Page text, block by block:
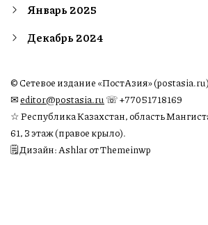
Январь 2025
Декабрь 2024
© Сетевое издание «ПостАзия»
✉︎editor@postasia.ru ☏ +77051718169
☆ Республика Казахстан, область
61, 3 этаж (правое крыло).
🗒 Дизайн: Ashlar от Themeinwp